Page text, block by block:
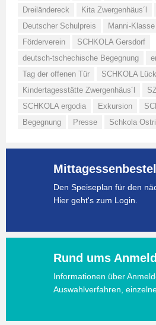
Dreiländereck
Kita Zwergenhäus´l
Deutscher Schulpreis
Manni-Klasse
Förderverein
SCHKOLA Gersdorf
deutsch-tschechische Begegnung
Tag der offenen Tür
SCHKOLA
Kindertagesstätte Zwergenhäus´l
SCHKOLA ergodia
Exkursion
Begegnung
Presse Schkola
Den Speiseplan für den
Hier geht's zum Login.
Rund ums
Informationen über
Auswahlverfahren,